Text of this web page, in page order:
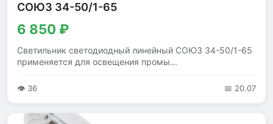
СОЮЗ 34-50/1-65
6 850 ₽
Светильник светодиодный линейный СОЮЗ 34-50/1-65
применяется для освещения промы...
👁 36 📅 20.07